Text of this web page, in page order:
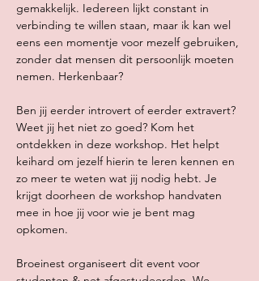
gemakkelijk. Iedereen lijkt constant in
verbinding te willen staan, maar ik kan wel
eens een momentje voor mezelf gebruiken,
zonder dat mensen dit persoonlijk moeten
nemen. Herkenbaar?
Ben jij eerder introvert of eerder extravert?
Weet jij het niet zo goed? Kom het
ontdekken in deze workshop. Het helpt
keihard om jezelf hierin te leren kennen en
zo meer te weten wat jij nodig hebt. Je
krijgt doorheen de workshop handvaten
mee in hoe jij voor wie je bent mag
opkomen.
Broeinest organiseert dit event voor